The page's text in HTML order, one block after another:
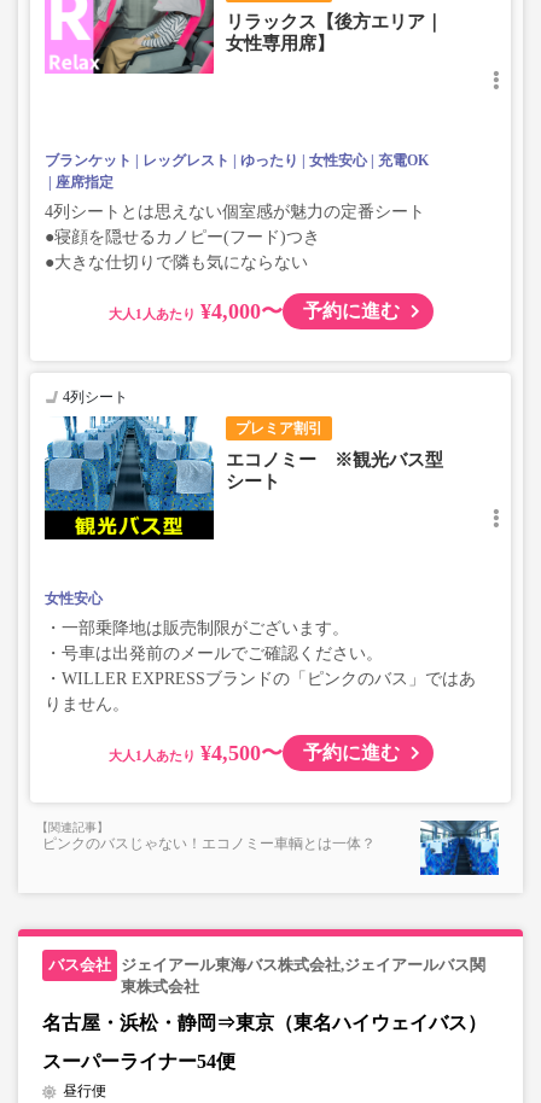
リラックス【後方エリア｜
女性専用席】
ブランケット レッグレスト ゆったり 女性安心
充電OK
座席指定
4列シートとは思えない個室感が魅力の定番シート
●寝顔を隠せるカノピー(フード)つき
●大きな仕切りで隣も気にならない
大人 ¥4,000〜 予約に進む
プレミア割引
4列シート
エコノミー ※観光バス型
シート
女性安心
・一部乗降地は販売制限がございます。
・号車は出発前のメールでご確認ください。
・WILLER EXPRESSブランドの「ピンクのバス」ではあ
りません。
大人 ¥4,500〜 予約に進む
ピンクのバスじゃない！エコノミー車輌とは一体？
ジェイアール東海バス株式会社,ジェイアールバス関
東株式会社
名古屋・浜松・静岡⇒東京（東名ハイウェイバス）
スーパーライナー54便
昼行便